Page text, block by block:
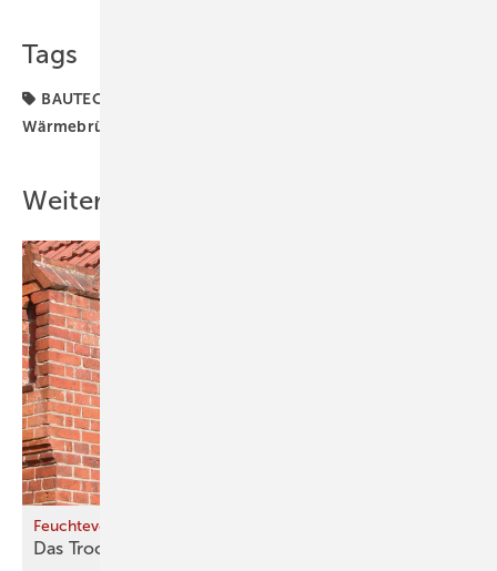
Tags
BAUTECHNIK
Wärmebrücken
Weitere Inhalte
Feuchteverhalten von zweischaligem Mauerwerk
Das Trocknung swunder